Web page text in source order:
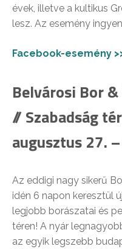
évek, illetve a kultikus
lesz. Az esemény
Facebook-esemény
Belvárosi Bor
// Szabadság
augusztus 27.
Az eddigi nagy sikerű
idén 6 napon keresztül
legjobb borászatai és
téren! A nyár
az egyik legszebb